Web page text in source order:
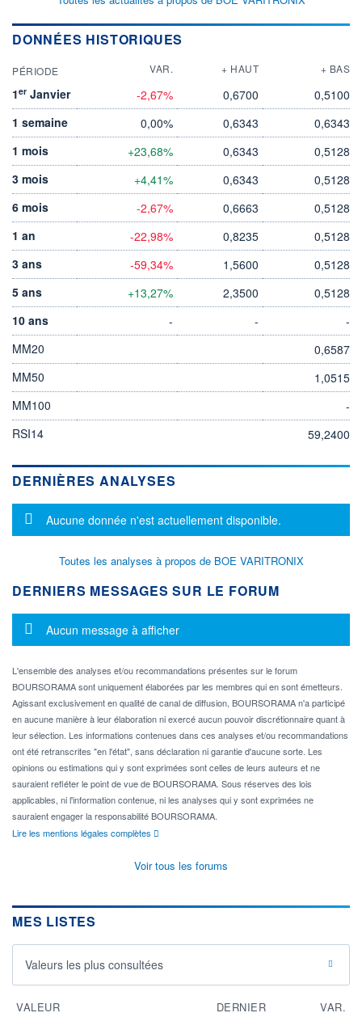
DONNÉES HISTORIQUES
PÉRIODE VAR. + HAUT + BAS
1er Janvier -2,67% 0,6700
0,5100
1 semaine
0,00% 0,6343
0,6343
1 mois
+23,68% 0,6343
0,5128
3 mois
+4,41% 0,6343
0,5128
6 mois
-2,67% 0,6663
0,5128
1 an
-22,98% 0,8235
0,5128
3 ans
-59,34% 1,5600
0,5128
5 ans
+13,27% 2,3500
0,5128
10 ans
- -
-
MM20
0,6587
MM50
1,0515
MM100
-
RSI14
59,2400
DERNIÈRES ANALYSES
Message d'information
Aucune donnée n'est actuellement disponible.
Toutes les analyses à propos de BOE VARITRONIX
DERNIERS MESSAGES SUR LE FORUM
Message d'information
Aucun message à afficher
L'ensemble des analyses et/ou recommandations présentes sur le forum
BOURSORAMA sont uniquement élaborées par les membres qui en sont émetteurs.
Agissant exclusivement en qualité de canal de diffusion, BOURSORAMA n'a participé
en aucune manière à leur élaboration ni exercé aucun pouvoir discrétionnaire quant à
leur sélection. Les informations contenues dans ces analyses et/ou recommandations
ont été retranscrites "en l'état", sans déclaration ni garantie d'aucune sorte. Les
opinions ou estimations qui y sont exprimées sont celles de leurs auteurs et ne
sauraient refléter le point de vue de BOURSORAMA. Sous réserves des lois
applicables, ni l'information contenue, ni les analyses qui y sont exprimées ne
sauraient engager la responsabilité BOURSORAMA.
Lire les mentions légales complètes
Voir tous les forums
MES LISTES
Valeurs les plus consultées
VALEUR DERNIER VAR.